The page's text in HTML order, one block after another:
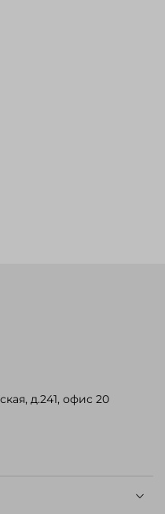
д.241, офис 20